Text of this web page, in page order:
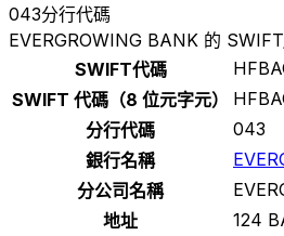
043分行代碼
EVERGROWING BANK 的
SWIFT代碼
SWIFT 代碼（8 位元字元）
分行代碼
043
銀行名稱
分公司名稱
地址
124